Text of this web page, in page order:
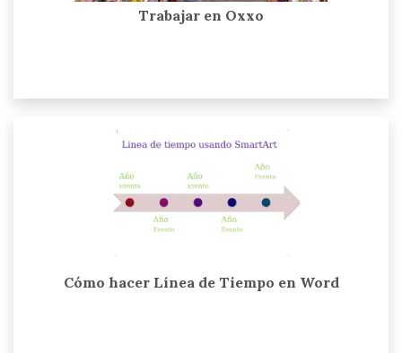
Trabajar en Oxxo
Cómo hacer Línea de Tiempo en Word